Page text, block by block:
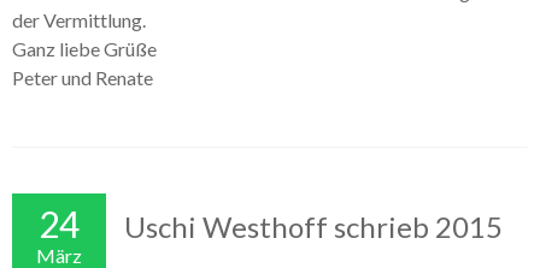
der Vermittlung.
Ganz liebe Grüße
Peter und Renate
24
März
Uschi Westhoff schrieb 2015